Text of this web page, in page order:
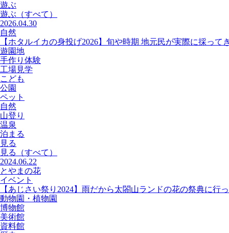
遊ぶ
遊ぶ （すべて）
2026.04.30
自然
【ホタルイカの身投げ2026】旬や時期 地元民が実際に採って
遊園地
手作り体験
工場見学
こども
公園
ペット
自然
山登り
温泉
泊まる
見る
見る
（すべて）
2024.06.22
とやまの花
イベント
【あじさい祭り2024】雨だから太閤山ランドの花の祭典に行
動物園・植物園
博物館
美術館
資料館